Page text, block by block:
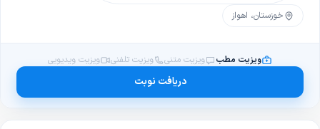
خوزستان، اهواز
ویزیت مطب ویزیت متنی ویزیت تلفنی ویزیت ویدیویی
دریافت نوبت